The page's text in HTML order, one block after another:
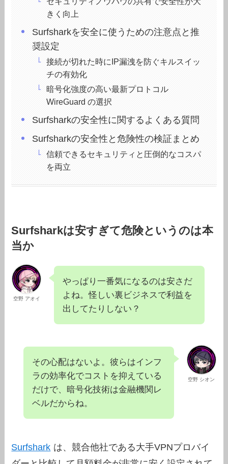
きく向上
Surfsharkを安全に使うための注意点と推
奨設定
接続が切れた時にIP漏洩を防ぐキルスイッ
チの有効化
暗号化強度の高い最新プロトコル
WireGuard の選択
Surfsharkの安全性に関するよくある質問
Surfsharkの安全性と危険性の検証まとめ
信頼できるセキュリティと圧倒的なコスパ
を両立
Surfsharkは安すぎて危険というのは本
当か
空野 アオイ
やっぱり一番気になるのは安さだ
よね。怪しい裏ビジネスで利益を
出してたりしない？
空野 シオン
その心配はないよ。彼らはインフ
ラの効率化でコストを抑えている
だけで、暗号化技術は金融機関レ
ベルだからね。
Surfshark は、競合他社である大手VPNプロバイ